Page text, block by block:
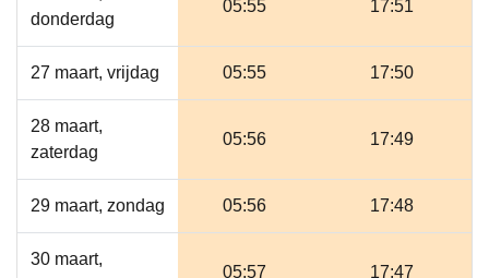
donderdag
05:55 17:51
27 maart, vrijdag 05:55 17:50
28 maart,
zaterdag
05:56 17:49
29 maart, zondag 05:56 17:48
30 maart,
05:57 17:47